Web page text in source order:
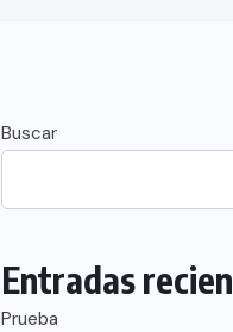
Buscar
Entradas
Prueba